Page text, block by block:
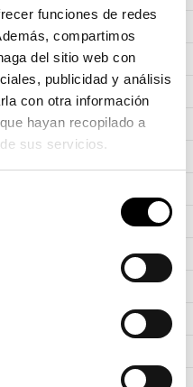
funciones de redes
compartimos
del sitio web con
publicidad y análisis
con otra información
hayan recopilado a
sus servicios.